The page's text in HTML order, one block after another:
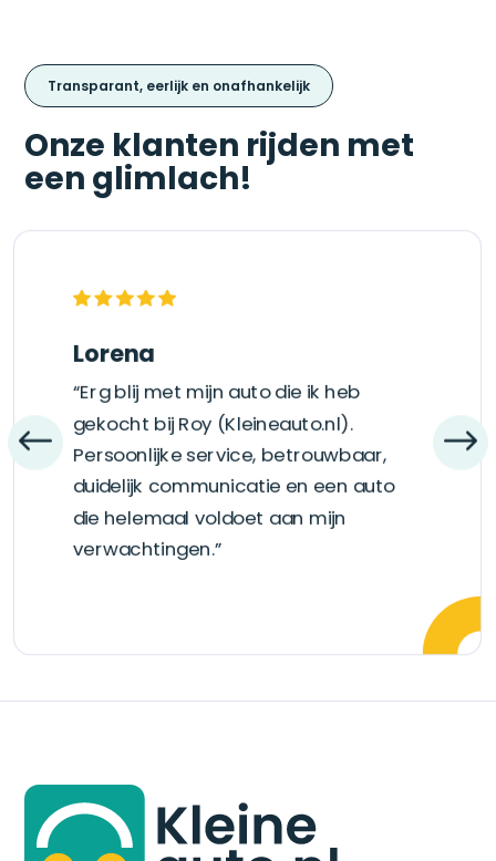
Transparant, eerlijk en onafhankelijk
Onze klanten rijden met
een glimlach!
Lorena
“Erg blij met mijn auto die ik heb
gekocht bij Roy (Kleineauto.nl).
Persoonlijke service, betrouwbaar,
duidelijk communicatie en een auto
die helemaal voldoet aan mijn
verwachtingen.”